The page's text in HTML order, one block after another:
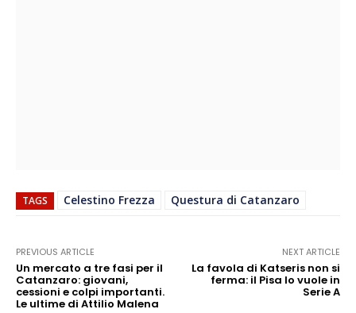
TAGS Celestino Frezza Questura di Catanzaro
PREVIOUS ARTICLE
Un mercato a tre fasi per il
Catanzaro: giovani,
cessioni e colpi importanti.
Le ultime di Attilio Malena
NEXT ARTICLE
La favola di Katseris non si
ferma: il Pisa lo vuole in
Serie A